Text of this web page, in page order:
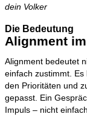
dein Volker
Die Bedeutung
Alignment
Alignment bedeutet
einfach zustimmt.
den Prioritäten und
gepasst. Ein
Impuls – nicht